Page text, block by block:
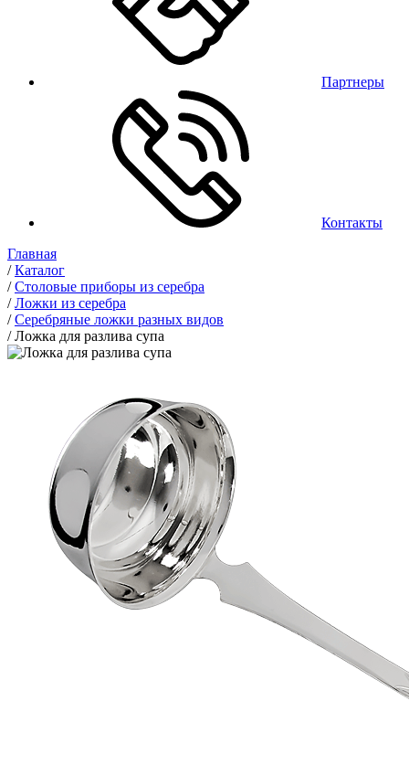
Партнеры
Контакты
Главная
/Каталог
/Столовые приборы из серебра
/Ложки из серебра
/Серебряные ложки разных видов
/Ложка для разлива супа